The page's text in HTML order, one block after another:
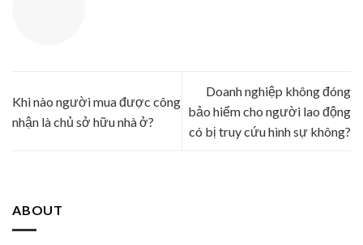
Khi nào người mua được công
nhận là chủ sở hữu nhà ở?
Doanh nghiệp không đóng
bảo hiểm cho người lao động
có bị truy cứu hình sự không?
ABOUT